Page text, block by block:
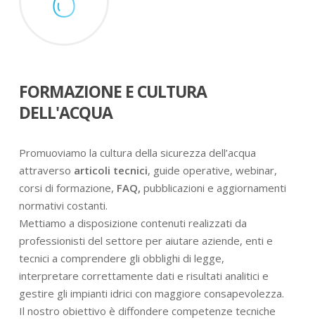
FORMAZIONE E CULTURA
DELL'ACQUA
Promuoviamo la cultura della sicurezza dell’acqua
attraverso articoli tecnici, guide operative, webinar,
corsi di formazione, FAQ, pubblicazioni e aggiornamenti
normativi costanti.
Mettiamo a disposizione contenuti realizzati da
professionisti del settore per aiutare aziende, enti e
tecnici a comprendere gli obblighi di legge,
interpretare correttamente dati e risultati analitici e
gestire gli impianti idrici con maggiore consapevolezza.
Il nostro obiettivo è diffondere competenze tecniche